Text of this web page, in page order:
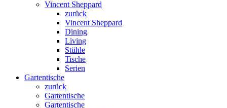
Vincent Sheppard
zurück
Vincent Sheppard
Dining
Living
Stühle
Tische
Serien
Gartentische
zurück
Gartentische
Gartentische